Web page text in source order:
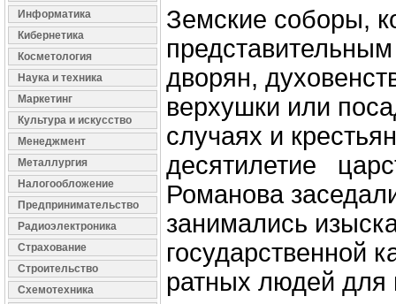
Информатика
Кибернетика
Косметология
Наука и техника
Маркетинг
Культура и искусство
Менеджмент
Металлургия
Налогообложение
Предпринимательство
Радиоэлектроника
Страхование
Строительство
Схемотехника
Земские соборы,
дворян,
верхушки или
случаях и
десятилетие
Романова
занимались
государственной
ратных людей для